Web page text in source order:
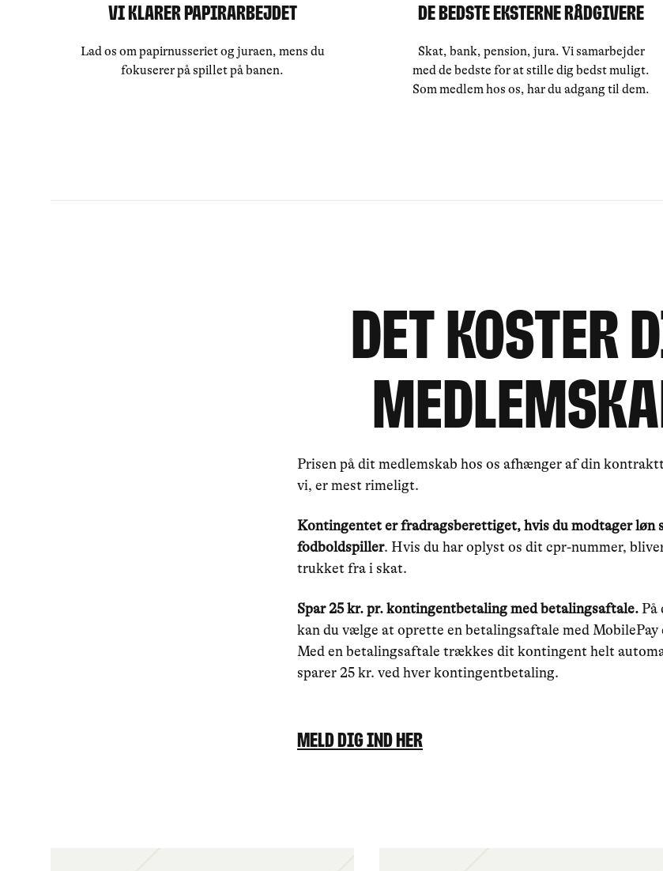
Vi klarer papirarbejdet
Lad os om papirnusseriet og juraen, mens du
fokuserer på spillet på banen.
De bedste eksterne rådgivere
Skat, bank, pension, jura. Vi samarbejder
med de bedste for at stille dig bedst muligt.
Som medlem hos os, har du adgang til dem.
DET KOSTER
Prisen på dit medlemskab hos os afhænger af din
vi, er mest rimeligt.
Kontingentet er fradragsberettiget, hvis du modtager løn
fodboldspiller. Hvis du har oplyst os dit cpr-nummer,
trukket fra i skat.
Spar 25 kr. pr. kontingentbetaling med betalingsaftale. På
kan du vælge at oprette en betalingsaftale med
Med en betalingsaftale trækkes dit kontingent helt
sparer 25 kr. ved hver kontingentbetaling.
Meld dig ind her